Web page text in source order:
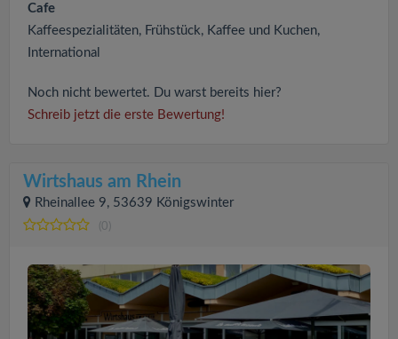
Cafe
Kaffeespezialitäten, Frühstück, Kaffee und Kuchen,
International
Noch nicht bewertet. Du warst bereits hier?
Schreib jetzt die erste Bewertung!
Wirtshaus am Rhein
Rheinallee 9, 53639 Königswinter
(0)